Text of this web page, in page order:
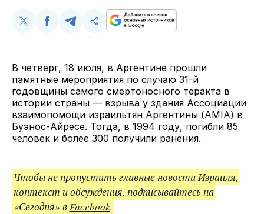
Поделиться
Twitter
Поделиться
Facebook
Поделиться
Telegram
Скопируйте
поделитесь
ссылкой
В четверг, 18 июля, в Аргентине прошли
памятные мероприятия по случаю 31-й
годовщины самого смертоносного теракта в
истории страны — взрыва у здания Ассоциации
взаимопомощи израильтян Аргентины (AMIA) в
Буэнос-Айресе. Тогда, в 1994 году, погибли 85
человек и более 300 получили ранения.
Чтобы не пропустить главные новости Израиля,
контекст и обсуждения, подписывайтесь на
«Сегодня» вFacebook.